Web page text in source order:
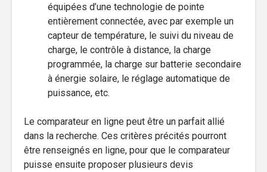
équipées d’une technologie de pointe
entièrement connectée, avec par exemple un
capteur de température, le suivi du niveau de
charge, le contrôle à distance, la charge
programmée, la charge sur batterie secondaire
à énergie solaire, le réglage automatique de
puissance, etc.
Le comparateur en ligne peut être un parfait allié
dans la recherche. Ces critères précités pourront
être renseignés en ligne, pour que le comparateur
puisse ensuite proposer plusieurs devis